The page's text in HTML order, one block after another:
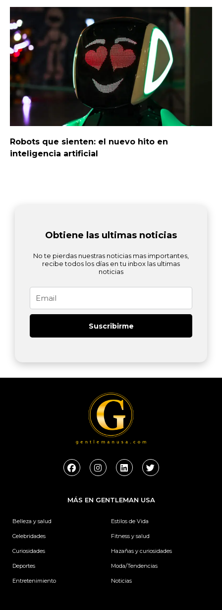
Robots que sienten: el nuevo hito en
inteligencia artificial
Obtiene las ultimas noticias
No te pierdas nuestras noticias mas importantes,
recibe todos los días en tu inbox las ultimas
noticias
Suscribirme
F
a
b
o
I
n
a
g
L
i
e
d
n
T
w
t
e
MÁS EN GENTLEMAN USA
Belleza y salud
Celebridades
Curiosidades
Deportes
Entretenimiento
Estilos de Vida
Fitness y salud
Hazañas y curiosidades
Moda/Tendencias
Noticias